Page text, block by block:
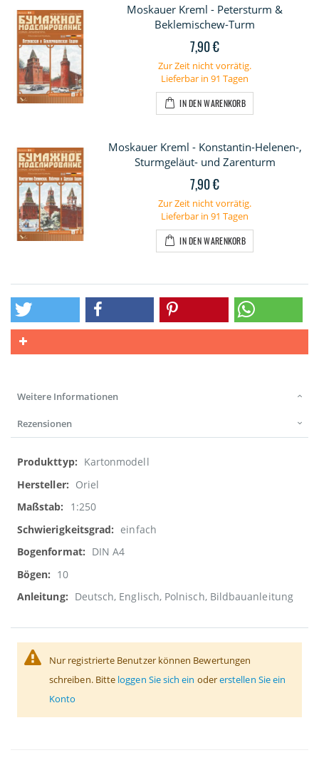
Moskauer Kreml - Petersturm &
Beklemischew-Turm
7,90 €
Zur Zeit nicht vorrätig.
Lieferbar in 91 Tagen
IN DEN WARENKORB
Moskauer Kreml - Konstantin-Helenen-,
Sturmgeläut- und Zarenturm
7,90 €
Zur Zeit nicht vorrätig.
Lieferbar in 91 Tagen
IN DEN WARENKORB
Weitere Informationen
Rezensionen
Weitere
Informationen
Kartonmodell
Oriel
1:250
einfach
DIN A4
10
Deutsch, Englisch, Polnisch, Bildbauanleitung
Nur registrierte Benutzer können Bewertungen
schreiben. Bitte loggen Sie sich ein odererstellen Sie ein
Konto